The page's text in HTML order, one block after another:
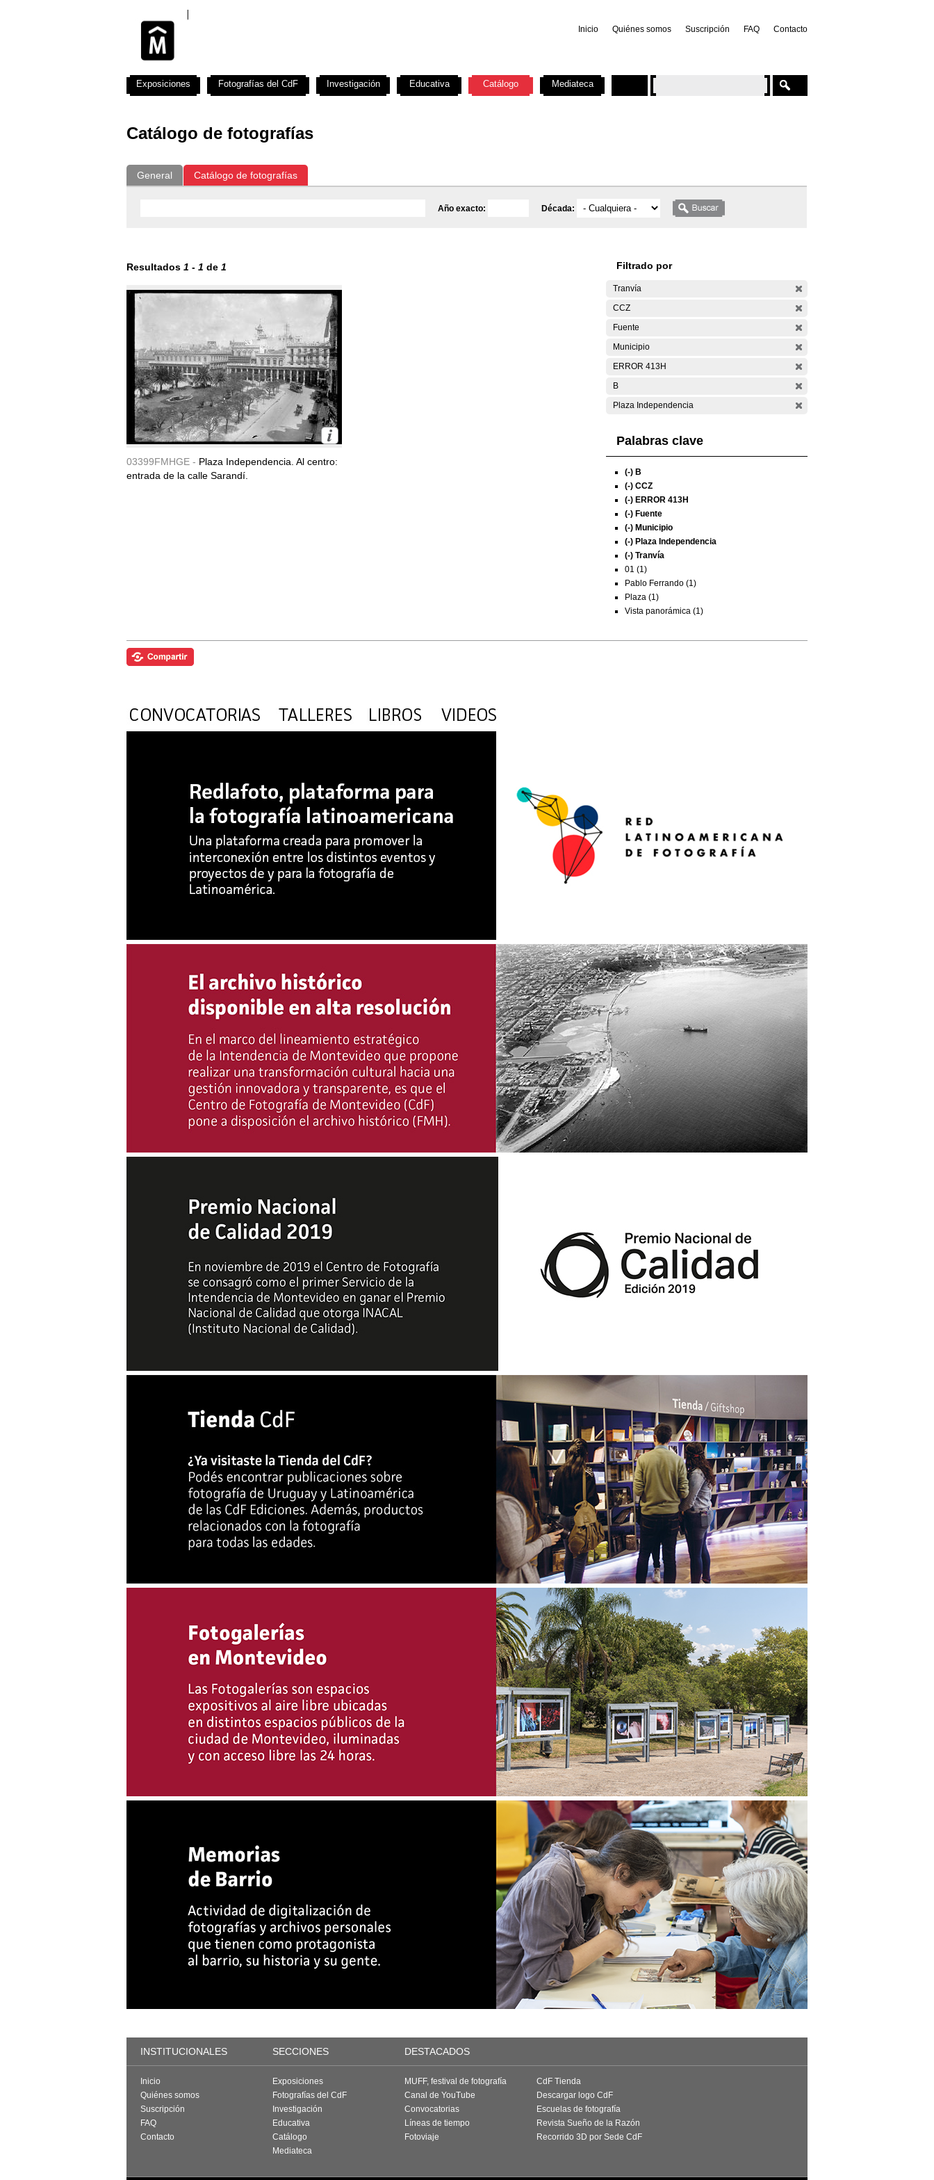
Inicio Quiénes somos Suscripción FAQ Contacto
Catálogo de fotografías
General Catálogo de fotografías
Año exacto: Década:
Resultados 1 - 1 de 1
03399FMHGE - Plaza Independencia. Al centro:
entrada de la calle Sarandí.
Filtrado por
Tranvía
CCZ
Fuente
Municipio
ERROR 413H
B
Plaza Independencia
Palabras clave
(-) B
(-) CCZ
(-) ERROR 413H
(-) Fuente
(-) Municipio
(-) Plaza Independencia
(-) Tranvía
01 (1)
Pablo Ferrando (1)
Plaza (1)
Vista panorámica (1)
Exposiciones Fotografías del CdF Investigación Educativa Catálogo Mediateca
INSTITUCIONALES SECCIONES DESTACADOS
Inicio
Quiénes somos
Suscripción
FAQ
Contacto
Exposiciones
Fotografías del CdF
Investigación
Educativa
Catálogo
Mediateca
MUFF, festival de fotografía
Canal de YouTube
Convocatorias
Líneas de tiempo
Fotoviaje
CdF Tienda
Descargar logo CdF
Escuelas de fotografía
Revista Sueño de la Razón
Recorrido 3D por Sede CdF